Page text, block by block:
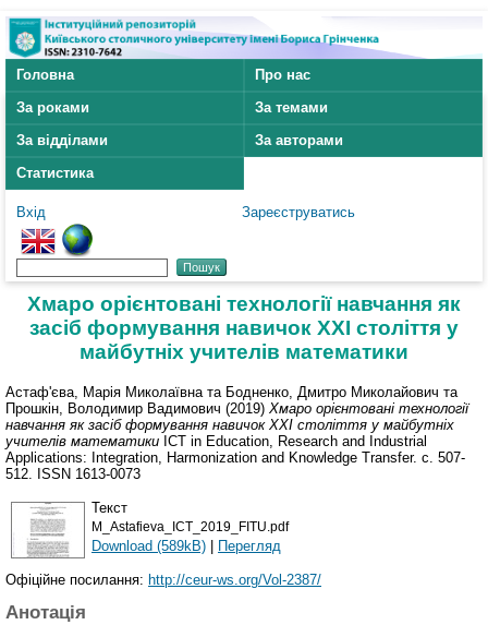
Головна
Про нас
За роками
За темами
За відділами
За авторами
Статистика
Вхід Зареєструватись
Хмаро орієнтовані технології навчання як
засіб формування навичок ХХІ століття у
майбутніх учителів математики
Астаф'єва, Марія Миколаївна та Бодненко, Дмитро Миколайович та
Прошкін, Володимир Вадимович (2019) Хмаро орієнтовані технології
навчання як засіб формування навичок ХХІ століття у майбутніх
учителів математики ICT in Education, Research and Industrial
Applications: Integration, Harmonization and Knowledge Transfer. с. 507-
512. ISSN 1613-0073
Текст
M_Astafieva_ICT_2019_FITU.pdf
Download (589kB) | Перегляд
Офіційне посилання: http://ceur-ws.org/Vol-2387/
Анотація